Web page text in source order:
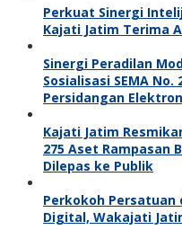
Perkuat Sinergi
Kajati Jatim Terima
Sinergi Peradilan
Sosialisasi SEMA
Persidangan
Kajati Jatim
275 Aset Rampasan
Dilepas ke Publik
Perkokoh
Digital, Wakajati